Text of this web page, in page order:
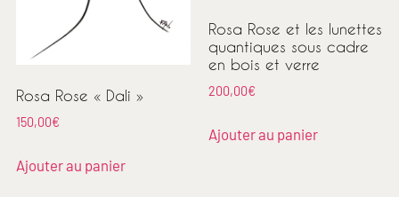
Rosa Rose « Dali »
150,00€
Ajouter au panier
Rosa Rose et les lunettes
quantiques sous cadre
en bois et verre
200,00€
Ajouter au panier